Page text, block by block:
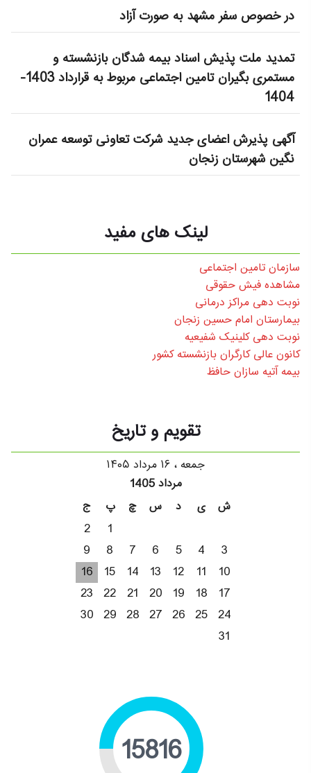
در خصوص سفر مشهد به صورت آزاد
تمدید ملت پذیش اسناد بیمه شدگان بازنشسته و
مستمری بگیران تامین اجتماعی مربوط به قرارداد 1403-
1404
آگهی پذیرش اعضای جدید شرکت تعاونی توسعه عمران
نگین شهرستان زنجان
لینک های مفید
سازمان تامین اجتماعی
مشاهده فیش حقوقی
نوبت دهی مراکز درمانی
بیمارستان امام حسین زنجان
نوبت دهی کلینیک شفیعیه
کانون عالی کارگران بازنشسته کشور
بیمه آتیه سازان حافظ
تقویم و تاریخ
جمعه ، ۱۶ مرداد ۱۴۰۵
مرداد 1405
ج
پ چ س د ی
ش
2
1
9
8 7 6 5 4
3
16
15 14 13 12 11
10
23 22 21 20 19 18
17
30 29 28 27 26 25 24
31
19449